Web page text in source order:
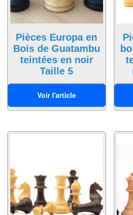
abstraits
Extensions
Casse-
Accessoires
Backgammon
Jeux
Dominos
Jeu
de
Pièces Europa en
Bois de Guatambu
teintées en noir
Taille 5
134,00€
Voir l'article